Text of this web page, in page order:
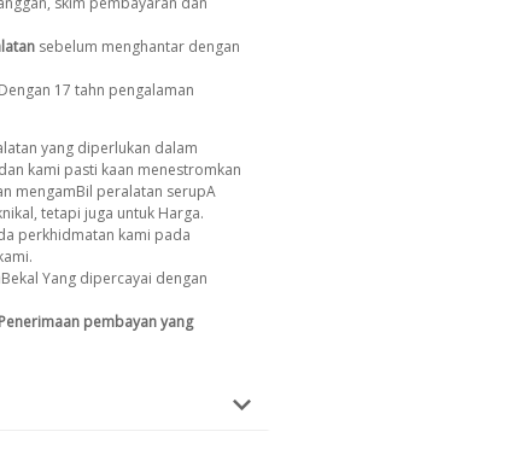
sebelum menghantar dengan
Dengan 17 tahn pengalaman
yang diperlukan dalam
kami pasti kaan menestromkan
mengamBil peralatan serupA
tetapi juga untuk Harga.
perkhidmatan kami pada
Yang dipercayai dengan
Penerimaan pembayan yang